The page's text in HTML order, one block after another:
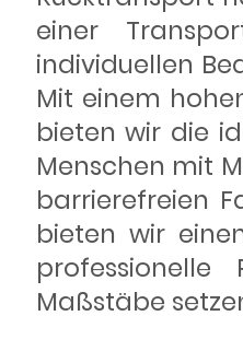
einer
individuellen
Mit einem
bieten wir die
Menschen mit
barrierefreien
bieten wir
Maßstäbe